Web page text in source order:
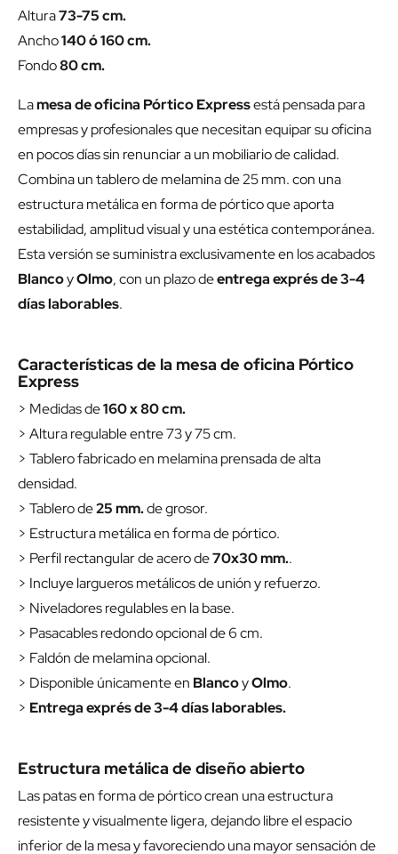
Altura73-75 cm.
Ancho140 ó 160 cm.
Fondo80 cm.
Lamesa de oficina Pórtico Expressestá pensada para
empresas y profesionales que necesitan equipar su oficina
en pocos días sin renunciar a un mobiliario de calidad.
Combina un tablero de melamina de 25 mm. con una
estructura metálica en forma de pórtico que aporta
estabilidad, amplitud visual y una estética contemporánea.
Esta versión se suministra exclusivamente en los acabados
BlancoyOlmo, con un plazo deentrega exprés de 3-4
días laborables.
Características de la mesa de oficina Pórtico
Express
> Medidas de160 x 80 cm.
> Altura regulable entre 73 y 75 cm.
> Tablero fabricado en melamina prensada de alta
densidad.
> Tablero de25 mm.de grosor.
> Estructura metálica en forma de pórtico.
> Perfil rectangular de acero de70x30 mm..
> Incluye largueros metálicos de unión y refuerzo.
> Niveladores regulables en la base.
> Pasacables redondo opcional de 6 cm.
> Faldón de melamina opcional.
> Disponible únicamente en BlancoyOlmo.
> Entrega exprés de 3-4 días laborables.
Estructura metálica de diseño abierto
Las patas en forma de pórtico crean una estructura
resistente y visualmente ligera, dejando libre el espacio
inferior de la mesa y favoreciendo una mayor sensación de